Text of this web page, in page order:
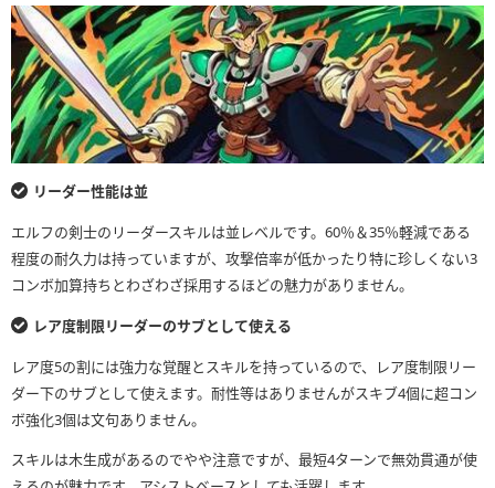
リーダー性能は並
エルフの剣士のリーダースキルは並レベルです。60％＆35％軽減である
程度の耐久力は持っていますが、攻撃倍率が低かったり特に珍しくない3
コンボ加算持ちとわざわざ採用するほどの魅力がありません。
レア度制限リーダーのサブとして使える
レア度5の割には強力な覚醒とスキルを持っているので、レア度制限リー
ダー下のサブとして使えます。耐性等はありませんがスキブ4個に超コン
ボ強化3個は文句ありません。
スキルは木生成があるのでやや注意ですが、最短4ターンで無効貫通が使